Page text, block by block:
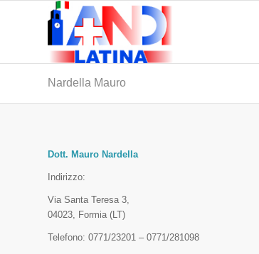
Nardella Mauro
Dott. Mauro Nardella
Indirizzo:
Via Santa Teresa 3,
04023, Formia (LT)
Telefono: 0771/23201 – 0771/281098